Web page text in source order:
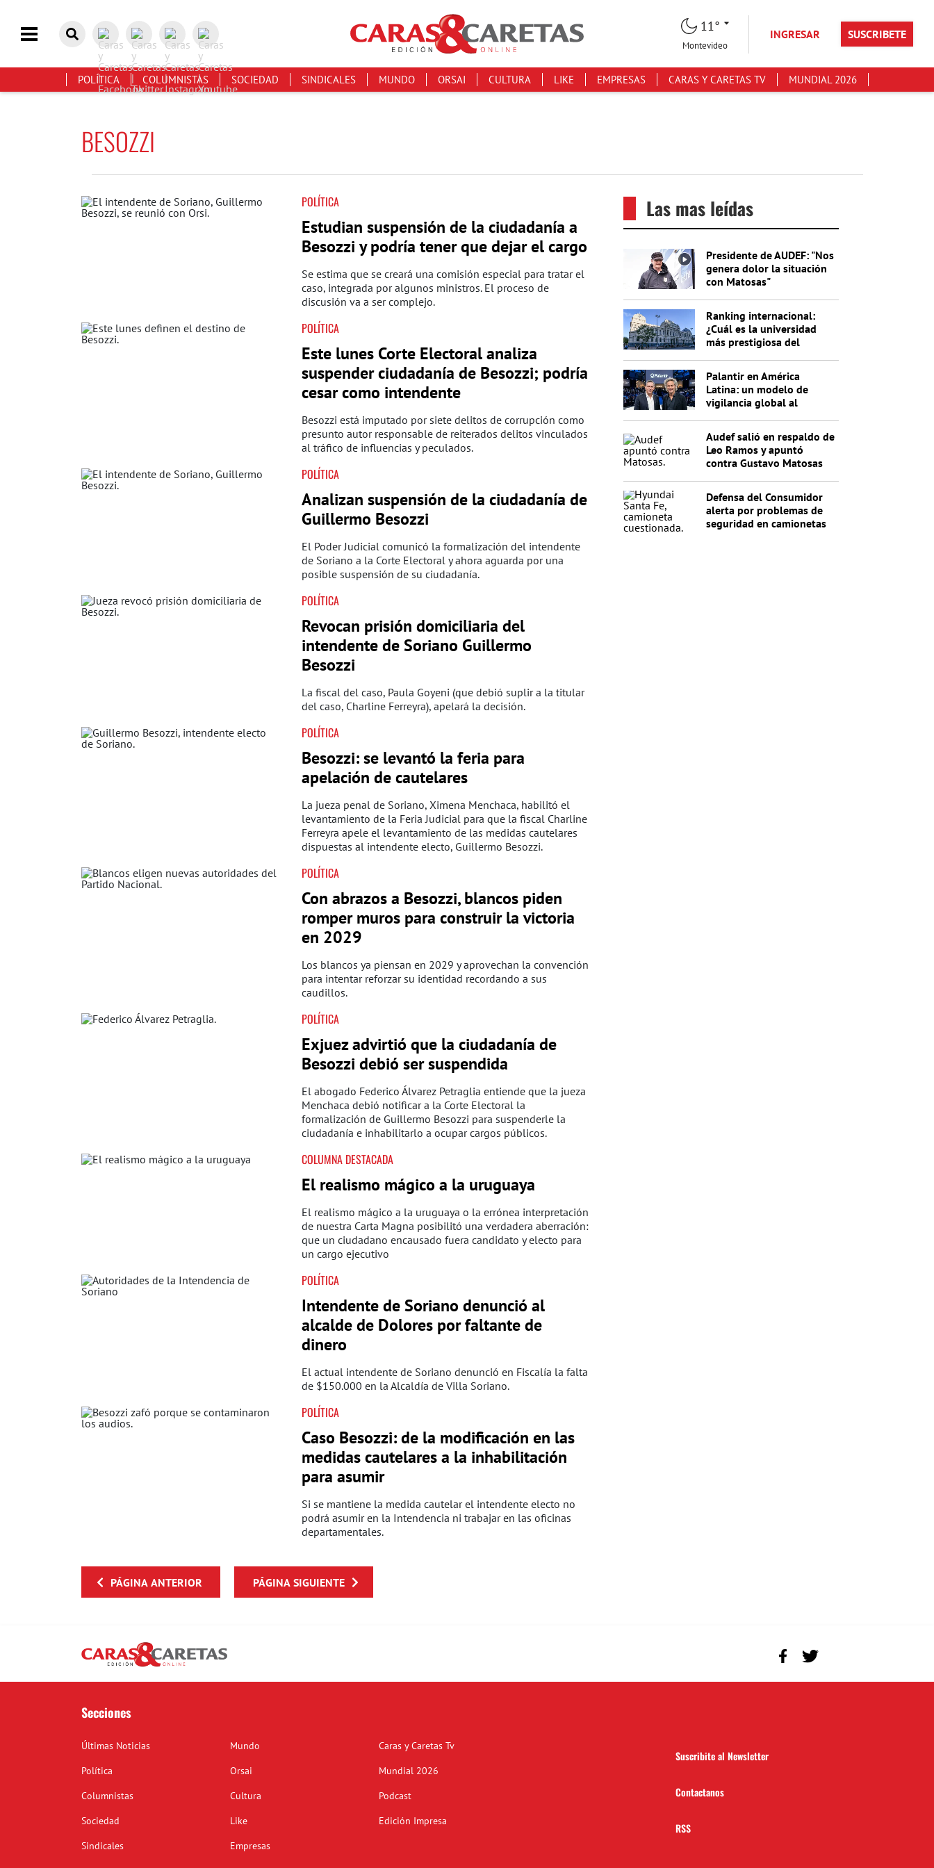
11°
Montevideo
INGRESAR SUSCRIBETE
POLÍTICA COLUMNISTAS SOCIEDAD SINDICALES MUNDO ORSAI CULTURA LIKE EMPRESAS CARAS Y CARETAS TV MUNDIAL 2026
BESOZZI
POLÍTICA
Estudian suspensión de la ciudadanía a
Besozzi y podría tener que dejar el cargo
Se estima que se creará una comisión especial para tratar el
caso, integrada por algunos ministros. El proceso de
discusión va a ser complejo.
POLÍTICA
Este lunes Corte Electoral analiza
suspender ciudadanía de Besozzi; podría
cesar como intendente
Besozzi está imputado por siete delitos de corrupción como
presunto autor responsable de reiterados delitos vinculados
al tráfico de influencias y peculados.
POLÍTICA
Analizan suspensión de la ciudadanía de
Guillermo Besozzi
El Poder Judicial comunicó la formalización del intendente
de Soriano a la Corte Electoral y ahora aguarda por una
posible suspensión de su ciudadanía.
POLÍTICA
Revocan prisión domiciliaria del
intendente de Soriano Guillermo
Besozzi
La fiscal del caso, Paula Goyeni (que debió suplir a la titular
del caso, Charline Ferreyra), apelará la decisión.
POLÍTICA
Besozzi: se levantó la feria para
apelación de cautelares
La jueza penal de Soriano, Ximena Menchaca, habilitó el
levantamiento de la Feria Judicial para que la fiscal Charline
Ferreyra apele el levantamiento de las medidas cautelares
dispuestas al intendente electo, Guillermo Besozzi.
POLÍTICA
Con abrazos a Besozzi, blancos piden
romper muros para construir la victoria
en 2029
Los blancos ya piensan en 2029 y aprovechan la convención
para intentar reforzar su identidad recordando a sus
caudillos.
POLÍTICA
Exjuez advirtió que la ciudadanía de
Besozzi debió ser suspendida
El abogado Federico Álvarez Petraglia entiende que la jueza
Menchaca debió notificar a la Corte Electoral la
formalización de Guillermo Besozzi para suspenderle la
ciudadanía e inhabilitarlo a ocupar cargos públicos.
COLUMNA DESTACADA
El realismo mágico a la uruguaya
El realismo mágico a la uruguaya o la errónea interpretación
de nuestra Carta Magna posibilitó una verdadera aberración:
que un ciudadano encausado fuera candidato y electo para
un cargo ejecutivo
POLÍTICA
Intendente de Soriano denunció al
alcalde de Dolores por faltante de
dinero
El actual intendente de Soriano denunció en Fiscalía la falta
de $150.000 en la Alcaldía de Villa Soriano.
POLÍTICA
Caso Besozzi: de la modificación en las
medidas cautelares a la inhabilitación
para asumir
Si se mantiene la medida cautelar el intendente electo no
podrá asumir en la Intendencia ni trabajar en las oficinas
departamentales.
PÁGINA ANTERIOR PÁGINA SIGUIENTE
Las mas leídas
Presidente de AUDEF: "Nos
genera dolor la situación
con Matosas"
Ranking internacional:
¿Cuál es la universidad
más prestigiosa del
Palantir en América
Latina: un modelo de
vigilancia global al
Audef salió en respaldo de
Leo Ramos y apuntó
contra Gustavo Matosas
Defensa del Consumidor
alerta por problemas de
seguridad en camionetas
Secciones
Últimas Noticias
Política
Columnistas
Sociedad
Sindicales
Mundo
Orsai
Cultura
Like
Empresas
Caras y Caretas Tv
Mundial 2026
Podcast
Edición Impresa
Suscribite al Newsletter
Contactanos
RSS